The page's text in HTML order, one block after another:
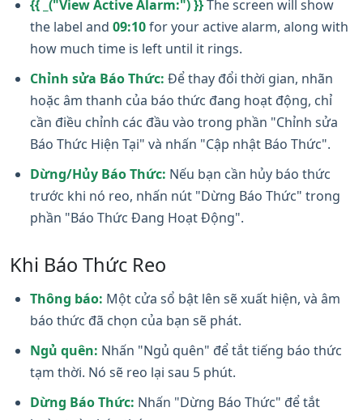
{{ _("View Active Alarm:") }}The screen will show
the label and 09:10for your active alarm, along with
how much time is left until it rings.
Chỉnh sửa Báo Thức: Để thay đổi thời gian, nhãn
hoặc âm thanh của báo thức đang hoạt động, chỉ
cần điều chỉnh các đầu vào trong phần "Chỉnh sửa
Báo Thức Hiện Tại" và nhấn "Cập nhật Báo Thức".
Dừng/Hủy Báo Thức: Nếu bạn cần hủy báo thức
trước khi nó reo, nhấn nút "Dừng Báo Thức" trong
phần "Báo Thức Đang Hoạt Động".
Khi Báo Thức Reo
Thông báo: Một cửa sổ bật lên sẽ xuất hiện, và âm
báo thức đã chọn của bạn sẽ phát.
Ngủ quên: Nhấn "Ngủ quên" để tắt tiếng báo thức
tạm thời. Nó sẽ reo lại sau 5 phút.
Dừng Báo Thức: Nhấn "Dừng Báo Thức" để tắt